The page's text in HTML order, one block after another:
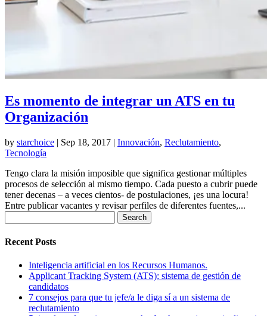
Es momento de integrar un ATS en tu
Organización
by starchoice | Sep 18, 2017 | Innovación, Reclutamiento,
Tecnología
Tengo clara la misión imposible que significa gestionar múltiples
procesos de selección al mismo tiempo. Cada puesto a cubrir puede
tener decenas – a veces cientos- de postulaciones, ¡es una locura!
Entre publicar vacantes y revisar perfiles de diferentes fuentes,...
for:
Recent Posts
Inteligencia artificial en los Recursos Humanos.
Applicant Tracking System (ATS): sistema de gestión de
candidatos
7 consejos para que tu jefe/a le diga sí a un sistema de
reclutamiento